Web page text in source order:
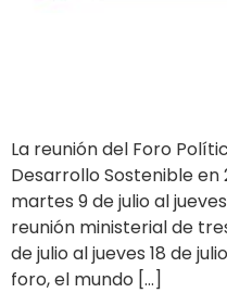
La reunión del Foro
Desarrollo Sostenible en
martes 9 de julio al
reunión ministerial de
de julio al jueves 18 de
foro, el mundo […]